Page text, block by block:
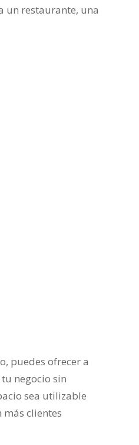
un restaurante, una
puedes ofrecer a
negocio sin
sea utilizable
clientes